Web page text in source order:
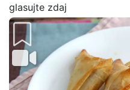
glasujte zdaj